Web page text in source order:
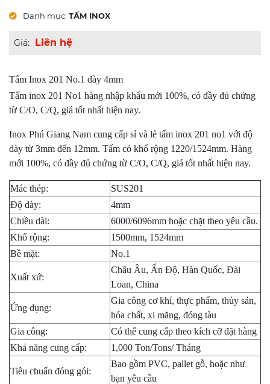
Danh mục: TẤM INOX
Giá: Liên hệ
Tấm Inox 201 No.1 dày 4mm
Tấm inox 201 No1 hàng nhập khẩu mới 100%, có đầy đủ chứng
từ C/O, C/Q, giá tốt nhất hiện nay.
Inox Phú Giang Nam cung cấp sỉ và lẻ tấm inox 201 no1 với độ
dày từ 3mm đến 12mm. Tấm có khổ rộng 1220/1524mm. Hàng
mới 100%, có đầy đủ chứng từ C/O, C/Q, giá tốt nhất hiện nay.
Mác thép:
SUS201
Độ dày:
4mm
Chiều dài:
6000/6096mm hoặc chặt theo yêu cầu.
Khổ rộng:
1500mm, 1524mm
Bề mặt:
No.1
Xuất xứ:
Châu Âu, Ấn Độ, Hàn Quốc, Đài
Loan, China
Ứng dụng:
Gia công cơ khí, thực phẩm, thủy sản,
hóa chất, xi măng, đóng tàu
Gia công:
Có thể cung cấp theo kích cỡ đặt hàng
Khả năng cung cấp:
1,000 Ton/Tons/ Tháng
Tiêu chuẩn đóng gói:
Bao gồm PVC, pallet gỗ, hoặc như
bạn yêu cầu